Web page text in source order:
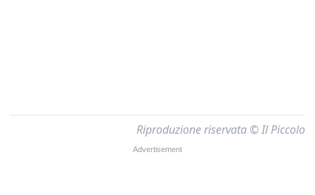
Riproduzione riservata © Il Piccolo